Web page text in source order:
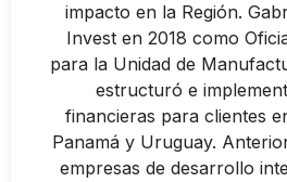
impacto en la Región.
Invest en 2018 como
para la Unidad de
estructuró e
financieras para clientes
Panamá y Uruguay.
empresas de desarrollo